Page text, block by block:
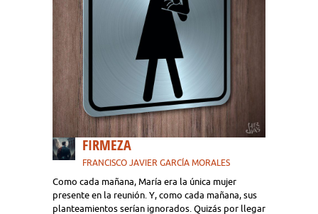
FIRMEZA
FRANCISCO JAVIER GARCÍA MORALES
Como cada mañana, María era la única mujer
presente en la reunión. Y, como cada mañana, sus
planteamientos serían ignorados. Quizás por llegar